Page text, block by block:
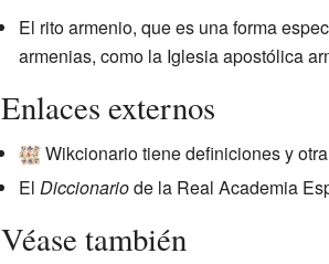
El rito armenio, que es una forma
armenias, como la Iglesia apostólica
Enlaces externos
Wikcionario tiene definiciones y
El Diccionariode la Real Academia
Véase también